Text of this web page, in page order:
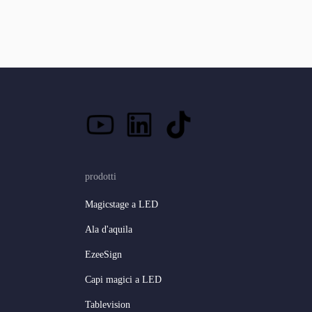
prodotti
Magicstage a LED
Ala d'aquila
EzeeSign
Capi magici a LED
Tablevision